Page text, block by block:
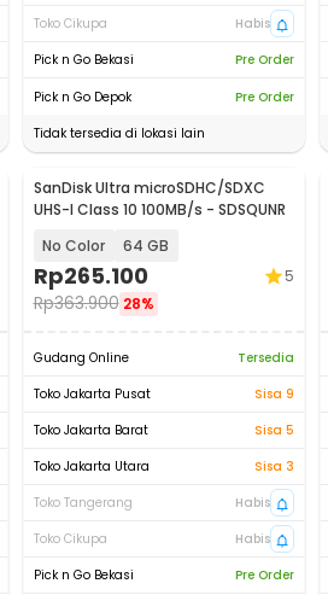
Toko Cikupa
Habis
Pick n Go Bekasi
Pre Order
Pick n Go Depok
Pre Order
Tidak tersedia di lokasi lain
SanDisk Ultra microSDHC/SDXC
UHS-I Class 10 100MB/s - SDSQUNR
No Color
64 GB
Rp265.100
Rp363.900 28%
5
Gudang Online
Tersedia
Toko Jakarta Pusat
Sisa 9
Toko Jakarta Barat
Sisa 5
Toko Jakarta Utara
Sisa 3
Toko Tangerang
Habis
Toko Cikupa
Habis
Pick n Go Bekasi
Pre Order